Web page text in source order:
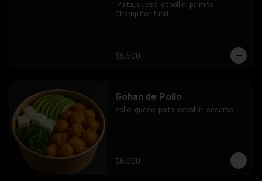
-Palta, queso, cebollin, palmito
Champiñon furai.
$5.500
Gohan de Pollo
Pollo, queso, palta, cebollín, sésamo.
$6.000